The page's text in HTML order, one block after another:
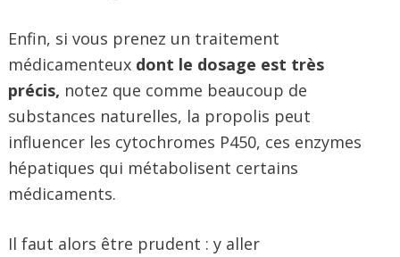
Enfin, si vous prenez un traitement
médicamenteux dont le dosage est très
précis, notez que comme beaucoup de
substances naturelles, la propolis peut
influencer les cytochromes P450, ces enzymes
hépatiques qui métabolisent certains
médicaments.
Il faut alors être prudent : y aller